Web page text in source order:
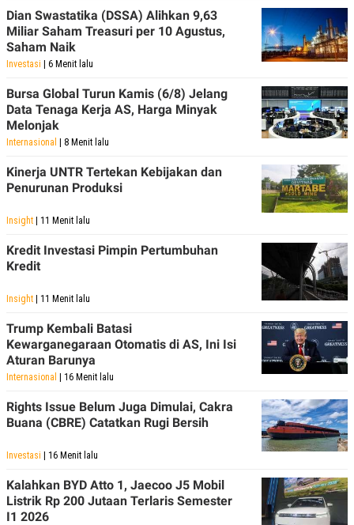
Dian Swastatika (DSSA) Alihkan 9,63
Miliar Saham Treasuri per 10 Agustus,
Saham Naik
Investasi | 6 Menit lalu
Bursa Global Turun Kamis (6/8) Jelang
Data Tenaga Kerja AS, Harga Minyak
Melonjak
Internasional | 8 Menit lalu
Kinerja UNTR Tertekan Kebijakan dan
Penurunan Produksi
Insight | 11 Menit lalu
Kredit Investasi Pimpin Pertumbuhan
Kredit
Insight | 11 Menit lalu
Trump Kembali Batasi
Kewarganegaraan Otomatis di AS, Ini Isi
Aturan Barunya
Internasional | 16 Menit lalu
Rights Issue Belum Juga Dimulai, Cakra
Buana (CBRE) Catatkan Rugi Bersih
Investasi | 16 Menit lalu
Kalahkan BYD Atto 1, Jaecoo J5 Mobil
Listrik Rp 200 Jutaan Terlaris Semester
I1 2026